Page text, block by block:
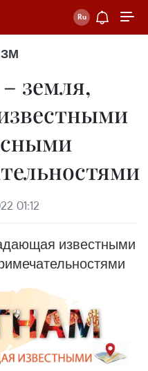
земля,
01:12
известными